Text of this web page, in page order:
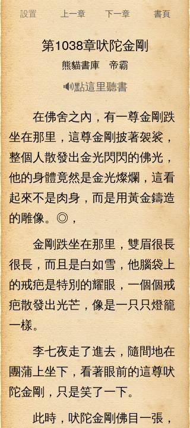
設置 上一章 下一章 書頁
第1038章吠陀金剛
熊貓書庫 帝霸
🔊點這里聽書
在佛舍之內，有一尊金剛跌
坐在那里，這尊金剛披著袈裟，
整個人散發出金光閃閃的佛光，
他的身體竟然是金光燦爛，這看
起來不是肉身，而是用黃金鑄造
的雕像。◎，
金剛跌坐在那里，雙眉很長
很長，而且是白如雪，他腦袋上
的戒疤是特別的耀眼，一個個戒
疤散發出光芒，像是一只只燈籠
一樣。
李七夜走了進去，隨間地在
團蒲上坐下，看著眼前的這尊吠
陀金剛，只是笑了一下。
此時，吠陀金剛佛目一張，